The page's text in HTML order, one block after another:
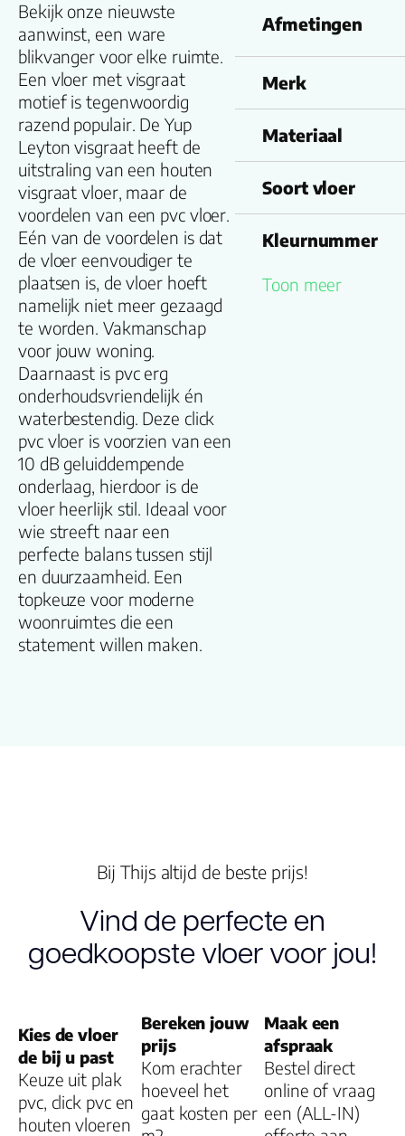
Bekijk onze nieuwste
aanwinst, een ware
blikvanger voor elke ruimte.
Een vloer met visgraat
motief is tegenwoordig
razend populair. De Yup
Leyton visgraat heeft de
uitstraling van een houten
visgraat vloer, maar de
voordelen van een pvc vloer.
Eén van de voordelen is dat
de vloer eenvoudiger te
plaatsen is, de vloer hoeft
namelijk niet meer gezaagd
te worden. Vakmanschap
voor jouw woning.
Daarnaast is pvc erg
onderhoudsvriendelijk én
waterbestendig. Deze click
pvc vloer is voorzien van een
10 dB geluiddempende
onderlaag, hierdoor is de
vloer heerlijk stil. Ideaal voor
wie streeft naar een
perfecte balans tussen stijl
en duurzaamheid. Een
topkeuze voor moderne
woonruimtes die een
statement willen maken.
Afmetingen
Merk
Materiaal
Soort vloer
Kleurnummer
geschikt
Montage
Type click
Toon meer
Bij Thijs altijd de beste prijs!
Vind de perfecte en
goedkoopste vloer voor jou!
Kies de vloer
de bij u past
Keuze uit plak
pvc, click pvc en
houten vloeren
Bereken jouw
prijs
Kom erachter
hoeveel het
gaat kosten per
Maak een
afspraak
Bestel direct
online of vraag
een (ALL-IN)